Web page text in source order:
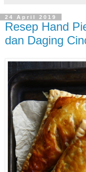
24 April 2019
Resep Hand
dan Daging